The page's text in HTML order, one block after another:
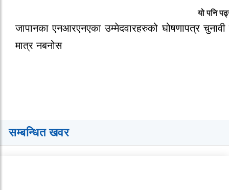
यो पनि
जापानका एनआरएनएका उम्मेदवारहरुको घोषणापत्र चुनावी
मात्र नबनोस
सम्बन्धित खवर